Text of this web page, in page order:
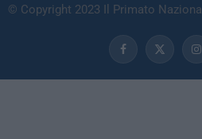
© Copyright 2023 Il Primato